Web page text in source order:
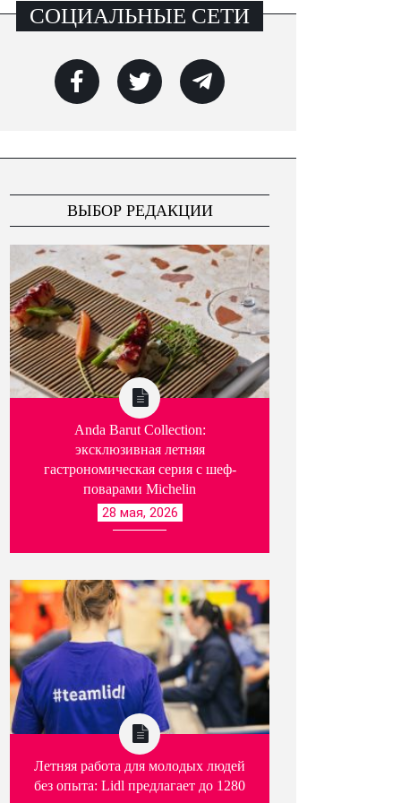
СОЦИАЛЬНЫЕ СЕТИ
ВЫБОР РЕДАКЦИИ
Anda Barut Collection:
эксклюзивная летняя
гастрономическая серия с шеф-
поварами Michelin
28 мая, 2026
Летняя работа для молодых людей
без опыта: Lidl предлагает до 1280